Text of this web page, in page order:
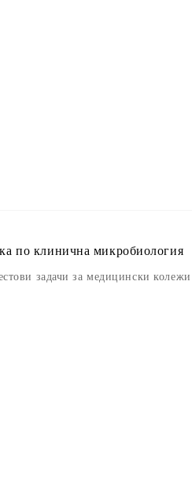
по клинична микробиология
задачи за медицински колежи